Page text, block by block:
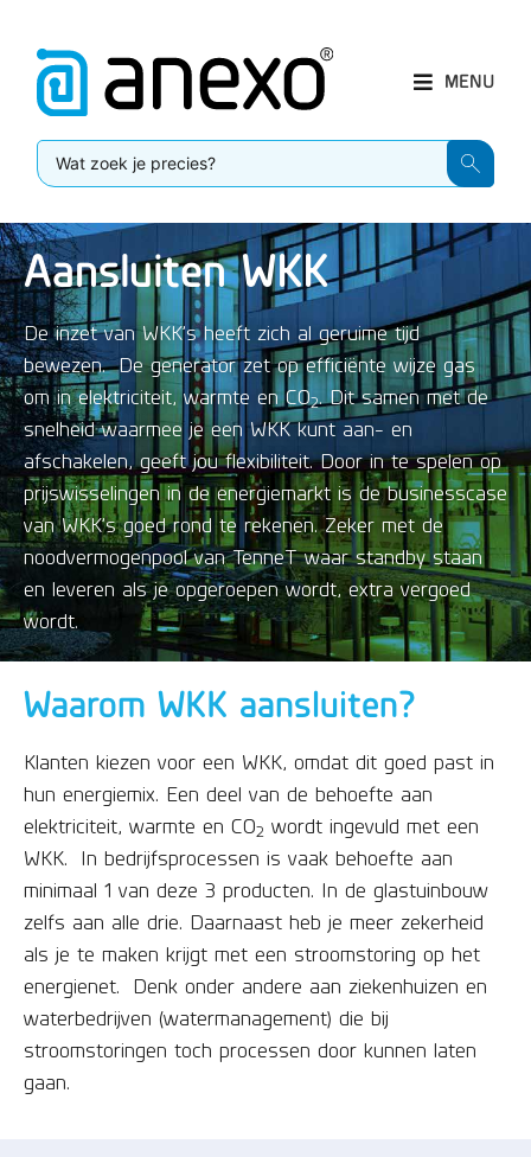
MENU
Aansluiten WKK
De inzet van WKK’s heeft zich al geruime tijd
bewezen. De generator zet op efficiënte wijze gas
om in elektriciteit, warmte en CO2. Dit samen met de
snelheid waarmee je een WKK kunt aan- en
afschakelen, geeft jou flexibiliteit. Door in te spelen op
prijswisselingen in de energiemarkt is de businesscase
van WKK’s goed rond te rekenen. Zeker met de
noodvermogenpool van TenneT waar standby staan
en leveren als je opgeroepen wordt, extra vergoed
wordt.
Waarom WKK aansluiten?
Klanten kiezen voor een WKK, omdat dit goed past in
hun energiemix. Een deel van de behoefte aan
elektriciteit, warmte en CO2 wordt ingevuld met een
WKK. In bedrijfsprocessen is vaak behoefte aan
minimaal 1 van deze 3 producten. In de glastuinbouw
zelfs aan alle drie. Daarnaast heb je meer zekerheid
als je te maken krijgt met een stroomstoring op het
energienet. Denk onder andere aan ziekenhuizen en
waterbedrijven (watermanagement) die bij
stroomstoringen toch processen door kunnen laten
gaan.